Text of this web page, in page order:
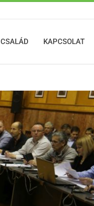
CSALÁD KAPCSOLAT